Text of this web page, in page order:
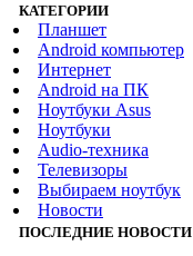
КАТЕГОРИИ
Планшет
Android компьютер
Интернет
Android на ПК
Ноутбуки Asus
Ноутбуки
Audiо-техника
Телевизоры
Выбираем ноутбук
Новости
ПОСЛЕДНИЕ НОВОСТИ